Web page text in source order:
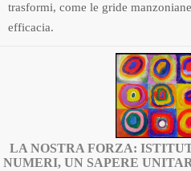
trasformi, come le gride
efficacia.
LA NOSTRA FORZA:
NUMERI, UN SAPERE